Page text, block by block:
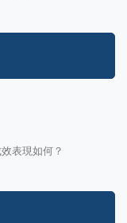
表現如何？